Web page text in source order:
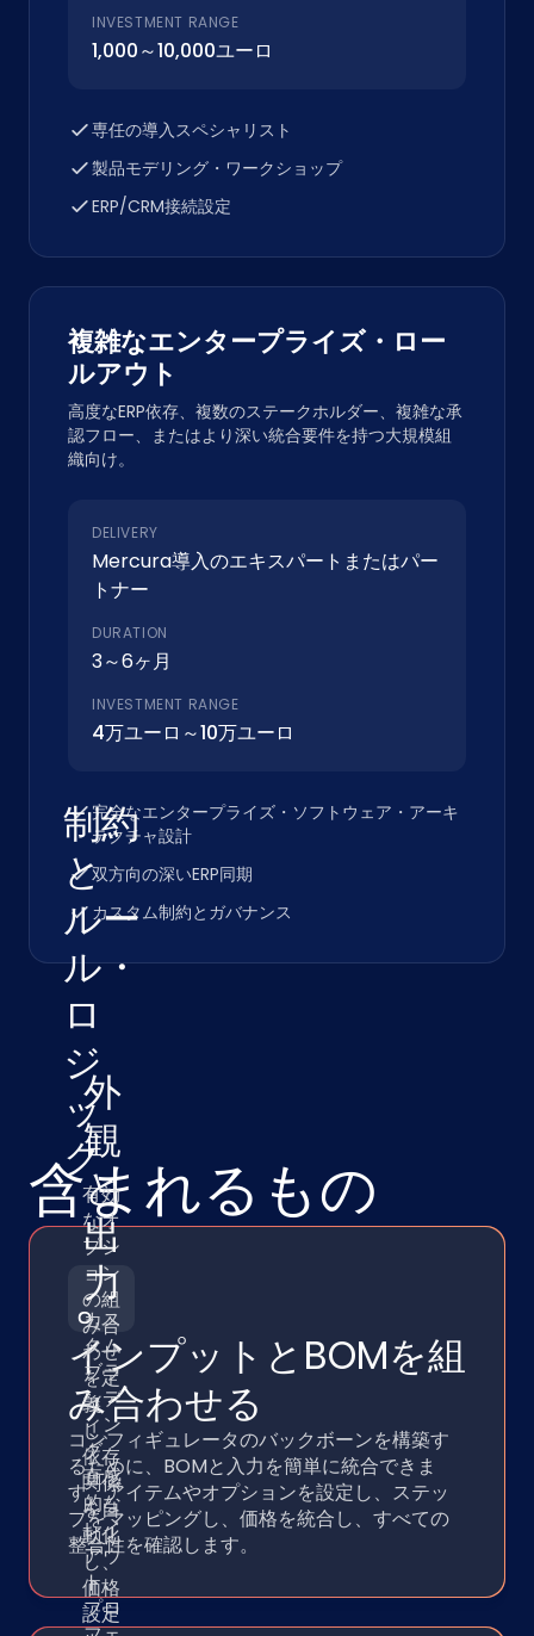
INVESTMENT RANGE
1,000～10,000ユーロ
専任の導入スペシャリスト
製品モデリング・ワークショップ
ERP/CRM接続設定
複雑なエンタープライズ・ロー
ルアウト
高度なERP依存、複数のステークホルダー、複雑な承
認フロー、またはより深い統合要件を持つ大規模組
織向け。
DELIVERY
Mercura導入のエキスパートまたはパー
トナー
DURATION
3～6ヶ月
INVESTMENT RANGE
4万ユーロ～10万ユーロ
完全なエンタープライズ・ソフトウェア・アーキ
テクチャ設計
双方向の深いERP同期
カスタム制約とガバナンス
含まれるもの
。
インプットとBOMを組
み合わせる
コンフィギュレータのバックボーンを構築す
るために、BOMと入力を簡単に統合できま
す。アイテムやオプションを設定し、ステッ
プをマッピングし、価格を統合し、すべての
整合性を確認します。
制約
と
ルー
ル・
ロ
ジ
ッ
ク
有効
なオ
プシ
ョン
の組
み合
わせ
を定
義
し、
依存
関係
を自
動化
し、
価格
設定
外
観
と
出
力
カス
タム
ブラ
ンデ
ィン
グ、
直感
的な
レイ
アウ
ト、
プロ